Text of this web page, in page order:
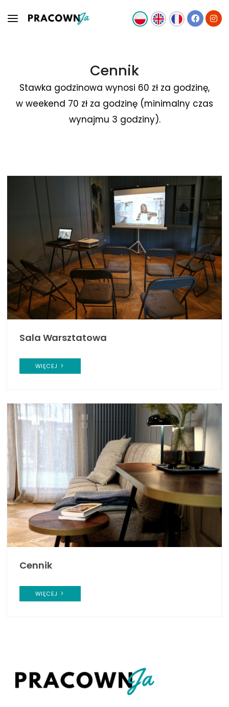
ZESPÓŁ
Cennik
Stawka godzinowa wynosi 60 zł za godzinę,
w weekend 70 zł za godzinę (minimalny czas
wynajmu 3 godziny).
Sala Warsztatowa
WIĘCEJ
Cennik
WIĘCEJ